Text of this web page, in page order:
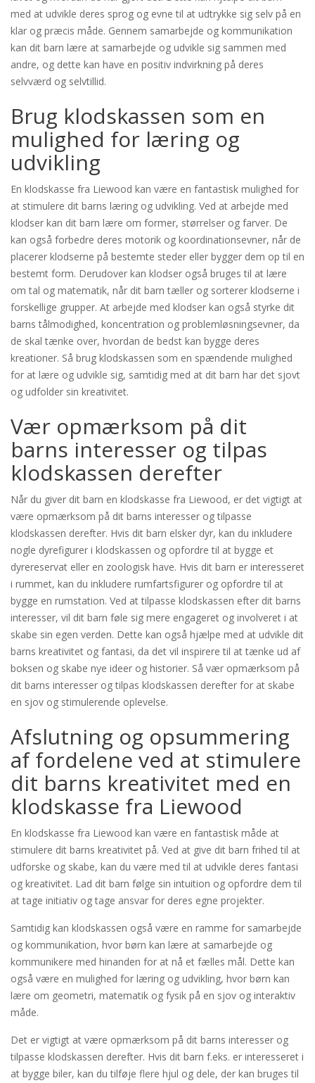
med at udvikle deres sprog og evne til at udtrykke sig selv på en
klar og præcis måde. Gennem samarbejde og kommunikation
kan dit barn lære at samarbejde og udvikle sig sammen med
andre, og dette kan have en positiv indvirkning på deres
selvværd og selvtillid.
Brug klodskassen som en
mulighed for læring og
udvikling
En klodskasse fra Liewood kan være en fantastisk mulighed for
at stimulere dit barns læring og udvikling. Ved at arbejde med
klodser kan dit barn lære om former, størrelser og farver. De
kan også forbedre deres motorik og koordinationsevner, når de
placerer klodserne på bestemte steder eller bygger dem op til en
bestemt form. Derudover kan klodser også bruges til at lære
om tal og matematik, når dit barn tæller og sorterer klodserne i
forskellige grupper. At arbejde med klodser kan også styrke dit
barns tålmodighed, koncentration og problemløsningsevner, da
de skal tænke over, hvordan de bedst kan bygge deres
kreationer. Så brug klodskassen som en spændende mulighed
for at lære og udvikle sig, samtidig med at dit barn har det sjovt
og udfolder sin kreativitet.
Vær opmærksom på dit
barns interesser og tilpas
klodskassen derefter
Når du giver dit barn en klodskasse fra Liewood, er det vigtigt at
være opmærksom på dit barns interesser og tilpasse
klodskassen derefter. Hvis dit barn elsker dyr, kan du inkludere
nogle dyrefigurer i klodskassen og opfordre til at bygge et
dyrereservat eller en zoologisk have. Hvis dit barn er interesseret
i rummet, kan du inkludere rumfartsfigurer og opfordre til at
bygge en rumstation. Ved at tilpasse klodskassen efter dit barns
interesser, vil dit barn føle sig mere engageret og involveret i at
skabe sin egen verden. Dette kan også hjælpe med at udvikle dit
barns kreativitet og fantasi, da det vil inspirere til at tænke ud af
boksen og skabe nye ideer og historier. Så vær opmærksom på
dit barns interesser og tilpas klodskassen derefter for at skabe
en sjov og stimulerende oplevelse.
Afslutning og opsummering
af fordelene ved at stimulere
dit barns kreativitet med en
klodskasse fra Liewood
En klodskasse fra Liewood kan være en fantastisk måde at
stimulere dit barns kreativitet på. Ved at give dit barn frihed til at
udforske og skabe, kan du være med til at udvikle deres fantasi
og kreativitet. Lad dit barn følge sin intuition og opfordre dem til
at tage initiativ og tage ansvar for deres egne projekter.
Samtidig kan klodskassen også være en ramme for samarbejde
og kommunikation, hvor børn kan lære at samarbejde og
kommunikere med hinanden for at nå et fælles mål. Dette kan
også være en mulighed for læring og udvikling, hvor børn kan
lære om geometri, matematik og fysik på en sjov og interaktiv
måde.
Det er vigtigt at være opmærksom på dit barns interesser og
tilpasse klodskassen derefter. Hvis dit barn f.eks. er interesseret i
at bygge biler, kan du tilføje flere hjul og dele, der kan bruges til